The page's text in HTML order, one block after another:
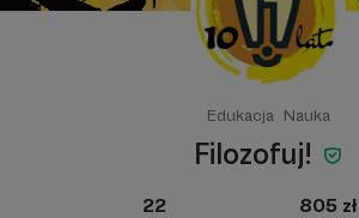
Edukacja Nauka
Filozofuj!
22
805 zł